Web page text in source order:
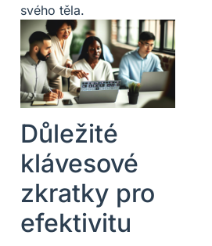
svého těla.
Důležité
klávesové
zkratky pro
efektivitu